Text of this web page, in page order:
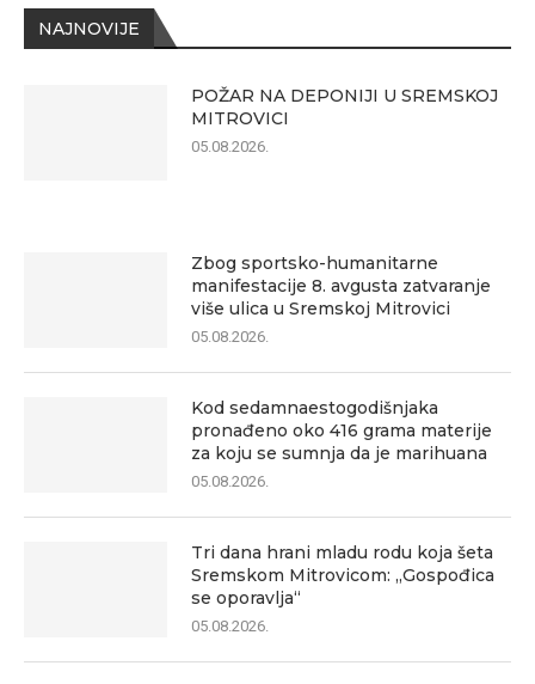
NAJNOVIJE
POŽAR NA DEPONIJI U SREMSKOJ
MITROVICI
05.08.2026.
Zbog sportsko-humanitarne
manifestacije 8. avgusta zatvaranje
više ulica u Sremskoj Mitrovici
05.08.2026.
Kod sedamnaestogodišnjaka
pronađeno oko 416 grama materije
za koju se sumnja da je marihuana
05.08.2026.
Tri dana hrani mladu rodu koja šeta
Sremskom Mitrovicom: „Gospođica
se oporavlja“
05.08.2026.